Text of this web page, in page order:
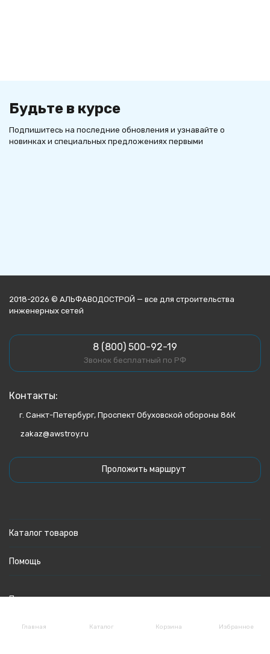
Будьте в курсе
Подпишитесь на последние обновления и узнавайте о
новинках и специальных предложениях первыми
Главная Каталог Корзина Избранное
2018-2026 © АЛЬФАВОДОСТРОЙ — все для строительства
инженерных сетей
8 (800) 500-92-19
Звонок бесплатный по РФ
Контакты:
г. Санкт-Петербург, Проспект Обуховской обороны 86К
zakaz@awstroy.ru
Проложить маршрут
Каталог товаров
Помощь
Политика персональных данных